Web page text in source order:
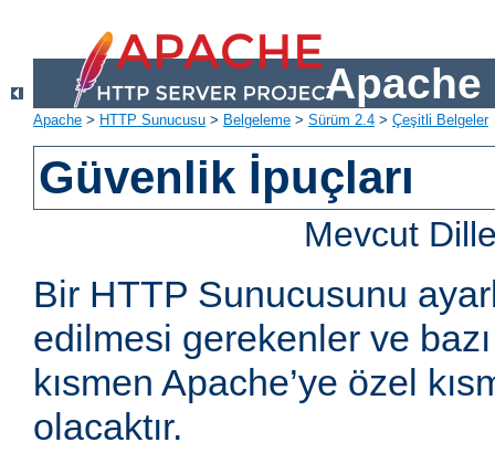
Apache
Apache > HTTP Sunucusu > Belgeleme > Sürüm 2.4 > Çeşitli Belgeler
Güvenlik İpuçları
Mevcut
Bir HTTP Sunucusunu
edilmesi gerekenler ve
kısmen Apache’ye özel
olacaktır.